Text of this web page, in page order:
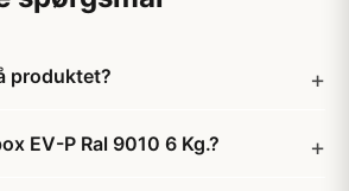
produktet?
EV-P Ral 9010 6 Kg.?